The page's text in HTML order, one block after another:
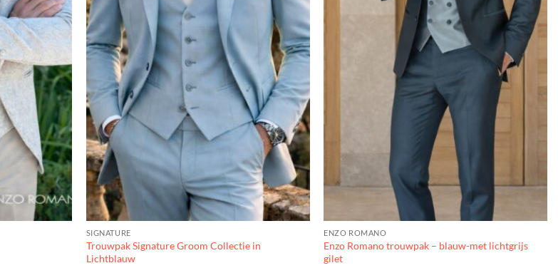
SIGNATURE
Trouwpak Signature Groom Collectie in
Lichtblauw
ENZO ROMANO
Enzo Romano trouwpak – blauw-met lichtgrijs
gilet